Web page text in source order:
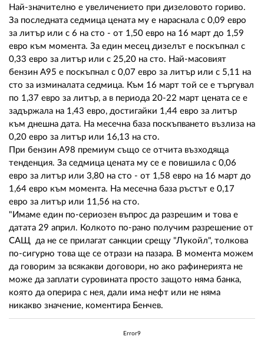
Най-значително е увеличението при дизеловото гориво.
За последната седмица цената му е нараснала с 0,09 евро
за литър или с 6 на сто - от 1,50 евро на 16 март до 1,59
евро към момента. За един месец дизелът е поскъпнал с
0,33 евро за литър или с 25,20 на сто. Най-масовият
бензин А95 е поскъпнал с 0,07 евро за литър или с 5,11 на
сто за изминалата седмица. Към 16 март той се е търгувал
по 1,37 евро за литър, а в периода 20-22 март цената се е
задържала на 1,43 евро, достигайки 1,44 евро за литър
към днешна дата. На месечна база поскъпването възлиза на
0,20 евро за литър или 16,13 на сто.
При бензин А98 премиум също се отчита възходяща
тенденция. За седмица цената му се е повишила с 0,06
евро за литър или 3,80 на сто - от 1,58 евро на 16 март до
1,64 евро към момента. На месечна база ръстът е 0,17
евро за литър или 11,56 на сто.
"Имаме един по-сериозен въпрос да разрешим и това е
датата 29 април. Колкото по-рано получим разрешение от
САЩ да не се прилагат санкции срещу "Лукойл", толкова
по-сигурно това ще се отрази на пазара. В момента можем
да говорим за всякакви договори, но ако рафинерията не
може да заплати суровината просто защото няма банка,
която да оперира с нея, дали има нефт или не няма
никакво значение, коментира Бенчев.
Error9